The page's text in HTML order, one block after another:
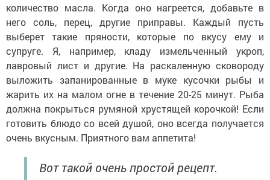
количество масла. Когда оно нагреется, добавьте в
него соль, перец, другие приправы. Каждый пусть
выберет такие пряности, которые по вкусу ему и
супруге. Я, например, кладу измельченный укроп,
лавровый лист и другие. На раскаленную сковороду
выложить запанированные в муке кусочки рыбы и
жарить их на малом огне в течение 20-25 минут. Рыба
должна покрыться румяной хрустящей корочкой! Если
готовить блюдо со всей душой, оно всегда получается
очень вкусным. Приятного вам аппетита!
Вот такой очень простой рецепт.